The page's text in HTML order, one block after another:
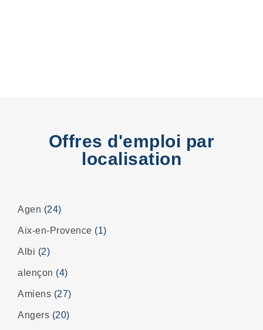
Offres d'emploi par
localisation
Agen (24)
Aix-en-Provence (1)
Albi (2)
alençon (4)
Amiens (27)
Angers (20)